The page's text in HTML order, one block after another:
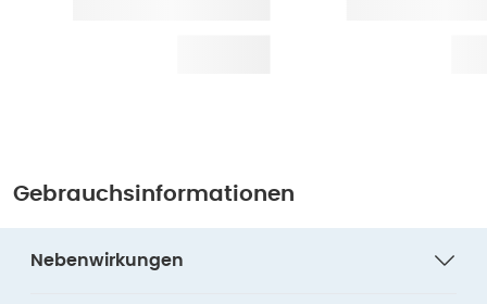
Gebrauchsinformationen
Nebenwirkungen